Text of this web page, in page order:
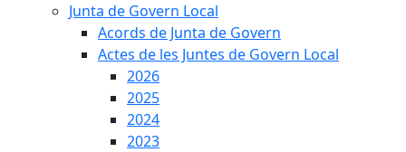
Junta de Govern Local
Acords de Junta de Govern
Actes de les Juntes de Govern Local
2026
2025
2024
2023